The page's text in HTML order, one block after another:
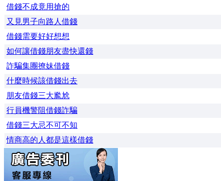
借錢不成竟用搶的
又見男子向路人借錢
借錢需要好好想想
如何讓借錢朋友盡快還錢
詐騙集團撩妹借錢
什麼時候該借錢出去
朋友借錢三大尷尬
行員機警阻借錢詐騙
借錢三大忌不可不知
情商高的人都是這樣借錢